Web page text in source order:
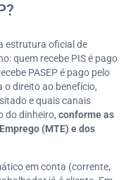
estrutura oficial de
quem recebe PIS é pago
PASEP é pago pelo
o direito ao benefício,
e quais canais
do dinheiro, conforme as
(MTE) e dos
em conta (corrente,